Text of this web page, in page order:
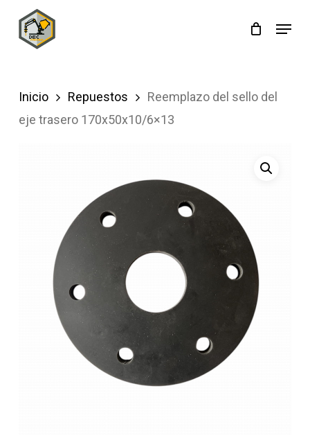
Menu
Inicio Repuestos
Reemplazo del sello del
eje trasero 170x50x10/6×13